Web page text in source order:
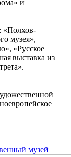
и
«Полхов-
музея»,
«Русское
выставка из
музей